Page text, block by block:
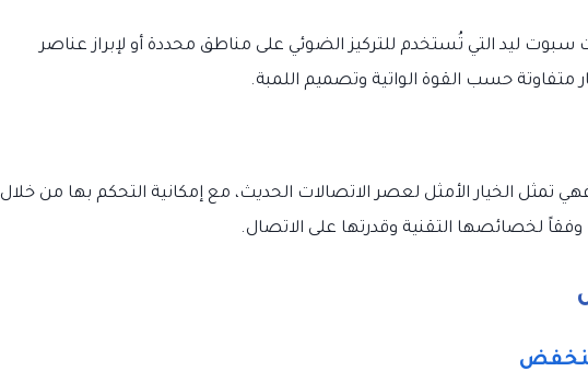
سبوت ليد التي تُستخدم للتركيز الضوئي على مناطق محددة أو لإبراز عناصر
متفاوتة حسب القوة الواتية وتصميم اللمبة.
تمثل الخيار الأمثل لعصر الاتصالات الحديث، مع إمكانية التحكم بها من خلال
وفقاً لخصائصها التقنية وقدرتها على الاتصال.